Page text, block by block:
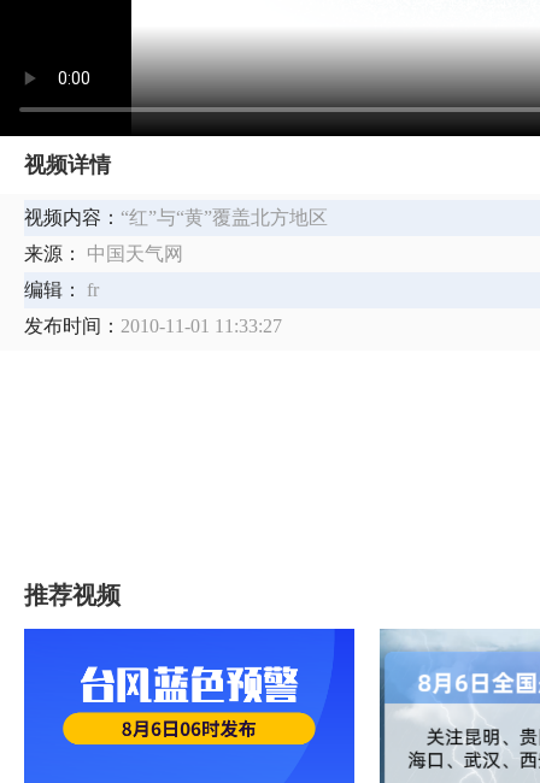
视频详情
视频内容： “红”与“黄”覆盖北方地区
来源：
中国天气网
编辑：
fr
发布时间： 2010-11-01 11:33:27
推荐视频